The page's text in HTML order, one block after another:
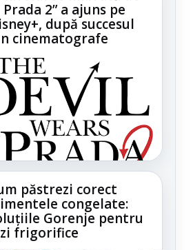
Prada 2” a ajuns pe
după succesul
cinematografe
păstrezi corect
congelate:
Gorenje pentru
frigorifice